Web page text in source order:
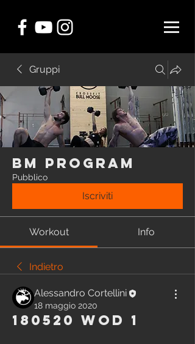
Gruppi
BM Program
Pubblico
Iscriviti
Workout Info
Indietro
Alessandro Cortellini
18 maggio 2020
180520 WOD 1